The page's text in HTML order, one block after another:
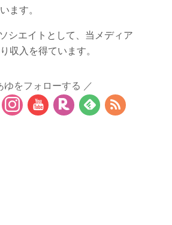
ます。
シエイトとして、当メディア
収入を得ています。
ゆをフォローする